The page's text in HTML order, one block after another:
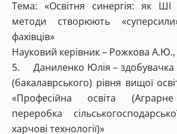
Тема: «Освітня синергія: як ШІ
методи створюють
фахівців»
Науковий керівник – Рожкова А.Ю.,
5. Даниленко Юлія – здобувачка
(бакалаврського) рівня вищої
«Професійна освіта
переробка
харчові технології)»